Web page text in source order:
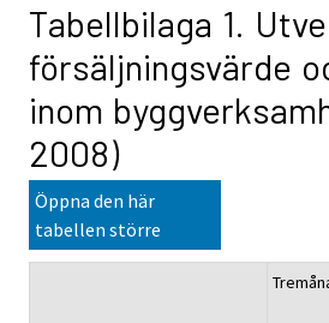
Tabellbilaga 1.
försäljningsvärde
inom
2008)
Öppna den här
tabellen större